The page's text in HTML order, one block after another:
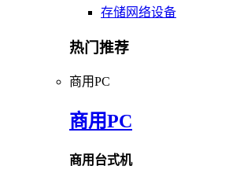
存储网络设备
热门推荐
商用PC
商用PC
商用台式机